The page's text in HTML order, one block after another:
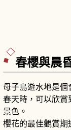
春櫻與晨
母子島遊水地是個
春天時，可以欣
景色。
櫻花的最佳觀賞